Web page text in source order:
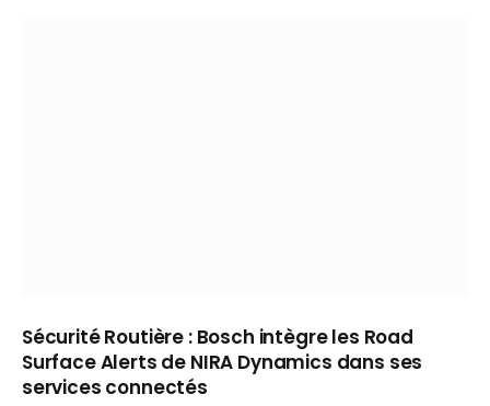
Sécurité Routière : Bosch intègre les Road
Surface Alerts de NIRA Dynamics dans ses
services connectés